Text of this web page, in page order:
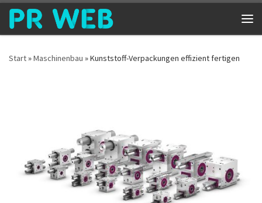
Zum Inhalt springen
Start»Maschinenbau »Kunststoff-Verpackungen effizient fertigen